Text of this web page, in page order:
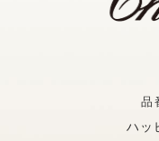
品
ハッ